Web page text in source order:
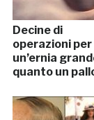
Decine di
operazioni per
un’ernia
quanto un